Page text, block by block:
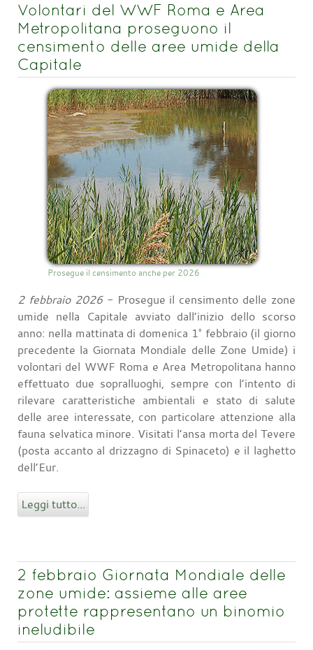
Volontari del WWF Roma e Area
Metropolitana proseguono il
censimento delle aree umide della
Capitale
Prosegue il censimento anche per 2026
2 febbraio 2026- Prosegue il censimento delle zone
umide nella Capitale avviato dall’inizio dello scorso
anno: nella mattinata di domenica 1° febbraio (il giorno
precedente la Giornata Mondiale delle Zone Umide) i
volontari del WWF Roma e Area Metropolitana hanno
effettuato due sopralluoghi, sempre con l’intento di
rilevare caratteristiche ambientali e stato di salute
delle aree interessate, con particolare attenzione alla
fauna selvatica minore. Visitati l’ansa morta del Tevere
(posta accanto al drizzagno di Spinaceto) e il laghetto
dell’Eur.
Leggi tutto...
2 febbraio Giornata Mondiale delle
zone umide: assieme alle aree
protette rappresentano un binomio
ineludibile